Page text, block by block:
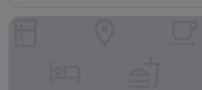
ADGE Hotel & Residences